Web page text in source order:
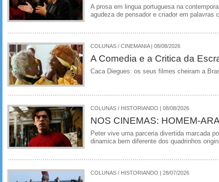
A prosa em lingua portuguesa na
agudeza de pensador e criador em palavras
COLUNAS / CINEMANIA | 08/08/2026
A Comedia e a Critica da
Caca Diegues: os seus filmes cheiram a
COLUNAS / HISTORIANDO | 08/08/2026
NOS CINEMAS: HOMEM-
Peter vive uma parceria divertida marcada
dinamica bem diferente dos quadrinhos
COLUNAS / HISTORIANDO | 28/07/2026